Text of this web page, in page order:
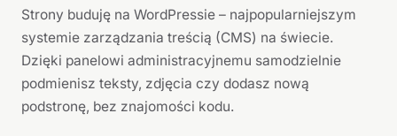
Strony buduję na WordPressie – najpopularniejszym
systemie zarządzania treścią (CMS) na świecie.
Dzięki panelowi administracyjnemu samodzielnie
podmienisz teksty, zdjęcia czy dodasz nową
podstronę, bez znajomości kodu.